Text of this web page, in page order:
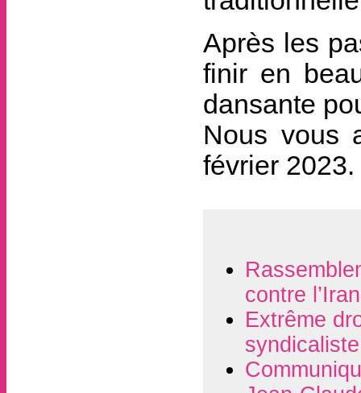
Après les
finir en
dansante
Nous vous
février 2023.
contre
Extrême